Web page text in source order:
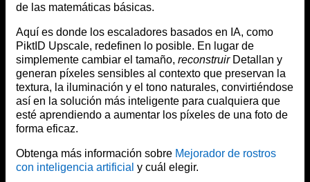
de las matemáticas básicas.
Aquí es donde los escaladores basados en IA, como
PiktID Upscale, redefinen lo posible. En lugar de
simplemente cambiar el tamaño, reconstruirDetallan y
generan píxeles sensibles al contexto que preservan la
textura, la iluminación y el tono naturales, convirtiéndose
así en la solución más inteligente para cualquiera que
esté aprendiendo a aumentar los píxeles de una foto de
forma eficaz.
Obtenga más información sobre Mejorador de rostros
con inteligencia artificial y cuál elegir.